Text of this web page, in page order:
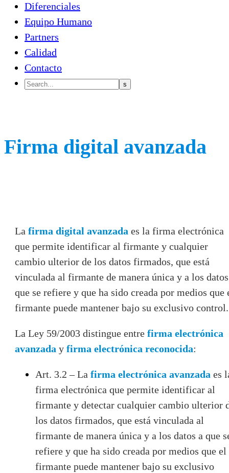
Diferenciales
Equipo Humano
Partners
Calidad
Contacto
Firma digital avanzada
La firma digital avanzada es la firma electrónica
que permite identificar al firmante y cualquier
cambio ulterior de los datos firmados, que está
vinculada al firmante de manera única y a los
que se refiere y que ha sido creada por medios que
firmante puede mantener bajo su exclusivo control.
La Ley 59/2003 distingue entre firma electrónica
avanzada y firma electrónica reconocida:
Art. 3.2 – La firma electrónica avanzada es
firma electrónica que permite identificar al
firmante y detectar cualquier cambio ulterior
los datos firmados, que está vinculada al
firmante de manera única y a los datos a que
refiere y que ha sido creada por medios que el
firmante puede mantener bajo su exclusivo